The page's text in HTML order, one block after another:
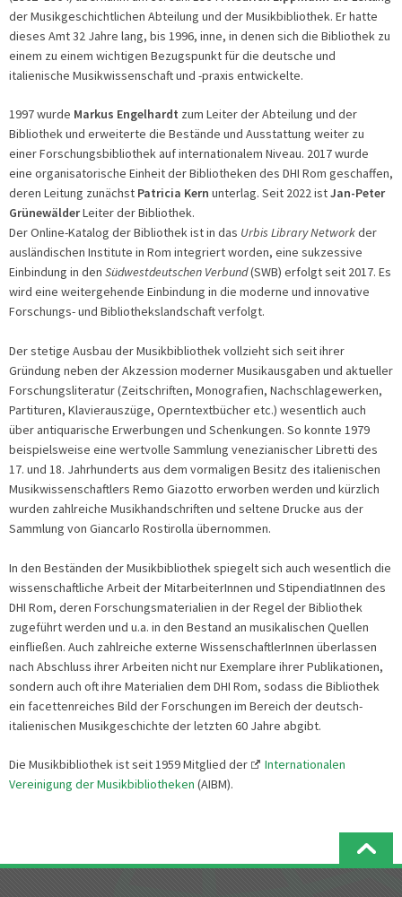
der Musikgeschichtlichen Abteilung und der Musikbibliothek. Er hatte
dieses Amt 32 Jahre lang, bis 1996, inne, in denen sich die Bibliothek zu
einem zu einem wichtigen Bezugspunkt für die deutsche und
italienische Musikwissenschaft und -praxis entwickelte.
1997 wurde Markus Engelhardt zum Leiter der Abteilung und der
Bibliothek und erweiterte die Bestände und Ausstattung weiter zu
einer Forschungsbibliothek auf internationalem Niveau. 2017 wurde
eine organisatorische Einheit der Bibliotheken des DHI Rom geschaffen,
deren Leitung zunächst Patricia Kern unterlag. Seit 2022 istJan-Peter
GrünewälderLeiter der Bibliothek.
Der Online-Katalog der Bibliothek ist in das Urbis Library Networkder
ausländischen Institute in Rom integriert worden, eine sukzessive
Einbindung in den Südwestdeutschen Verbund(SWB) erfolgt seit 2017. Es
wird eine weitergehende Einbindung in die moderne und innovative
Forschungs- und Bibliothekslandschaft verfolgt.
Der stetige Ausbau der Musikbibliothek vollzieht sich seit ihrer
Gründung neben der Akzession moderner Musikausgaben und aktueller
Forschungsliteratur (Zeitschriften, Monografien, Nachschlagewerken,
Partituren, Klavierauszüge, Operntextbücher etc.) wesentlich auch
über antiquarische Erwerbungen und Schenkungen. So konnte 1979
beispielsweise eine wertvolle Sammlung venezianischer Libretti des
17. und 18. Jahrhunderts aus dem vormaligen Besitz des italienischen
Musikwissenschaftlers Remo Giazotto erworben werden und kürzlich
wurden zahlreiche Musikhandschriften und seltene Drucke aus der
Sammlung von Giancarlo Rostirolla übernommen.
In den Beständen der Musikbibliothek spiegelt sich auch wesentlich die
wissenschaftliche Arbeit der MitarbeiterInnen und StipendiatInnen des
DHI Rom, deren Forschungsmaterialien in der Regel der Bibliothek
zugeführt werden und u.a. in den Bestand an musikalischen Quellen
einfließen. Auch zahlreiche externe WissenschaftlerInnen überlassen
nach Abschluss ihrer Arbeiten nicht nur Exemplare ihrer Publikationen,
sondern auch oft ihre Materialien dem DHI Rom, sodass die Bibliothek
ein facettenreiches Bild der Forschungen im Bereich der deutsch-
italienischen Musikgeschichte der letzten 60 Jahre abgibt.
Die Musikbibliothek ist seit 1959 Mitglied der
Internationalen
Vereinigung der Musikbibliotheken (AIBM).